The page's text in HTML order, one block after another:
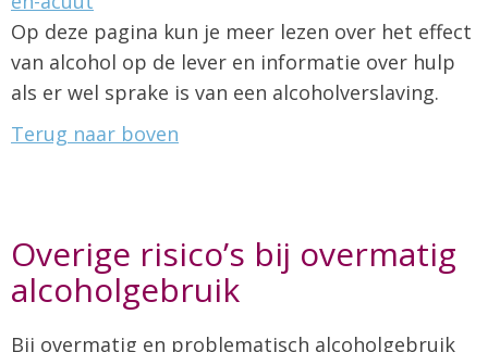
Op deze pagina kun je meer lezen over het effect
van alcohol op de lever en informatie over hulp
als er wel sprake is van een alcoholverslaving.
Terug naar boven
Overige risico’s bij overmatig
alcoholgebruik
Bij overmatig en problematisch alcoholgebruik